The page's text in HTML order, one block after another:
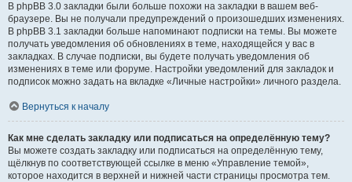
В phpBB 3.0 закладки были больше похожи на закладки в вашем веб-
браузере. Вы не получали предупреждений о произошедших изменениях.
В phpBB 3.1 закладки больше напоминают подписки на темы. Вы можете
получать уведомления об обновлениях в теме, находящейся у вас в
закладках. В случае подписки, вы будете получать уведомления об
изменениях в теме или форуме. Настройки уведомлений для закладок и
подписок можно задать на вкладке «Личные настройки» личного раздела.
Вернуться к началу
Как мне сделать закладку или подписаться на определённую тему?
Вы можете создать закладку или подписаться на определённую тему,
щёлкнув по соответствующей ссылке в меню «Управление темой»,
которое находится в верхней и нижней части страницы просмотра тем.